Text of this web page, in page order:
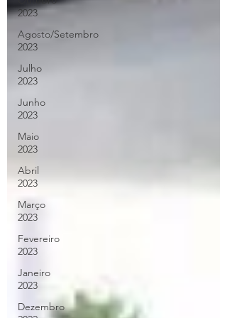
2023
Agosto/Setembro
2023
Julho
2023
Junho
2023
Maio
2023
Abril
2023
Março
2023
Fevereiro
2023
Janeiro
2023
Dezembro